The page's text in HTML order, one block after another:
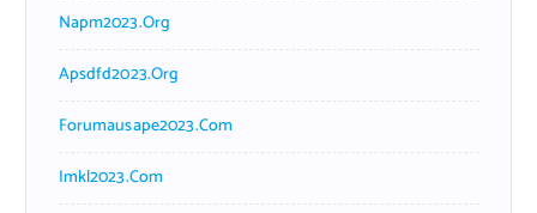
Napm2023.org
Apsdfd2023.org
Forumausape2023.com
Imkl2023.com